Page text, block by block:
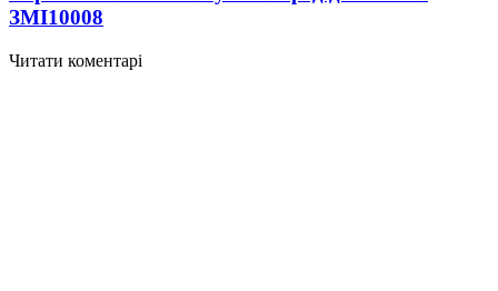
ЗМІ10008
Читати коментарі